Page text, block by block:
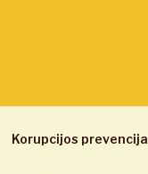
Korupcijos prevencija